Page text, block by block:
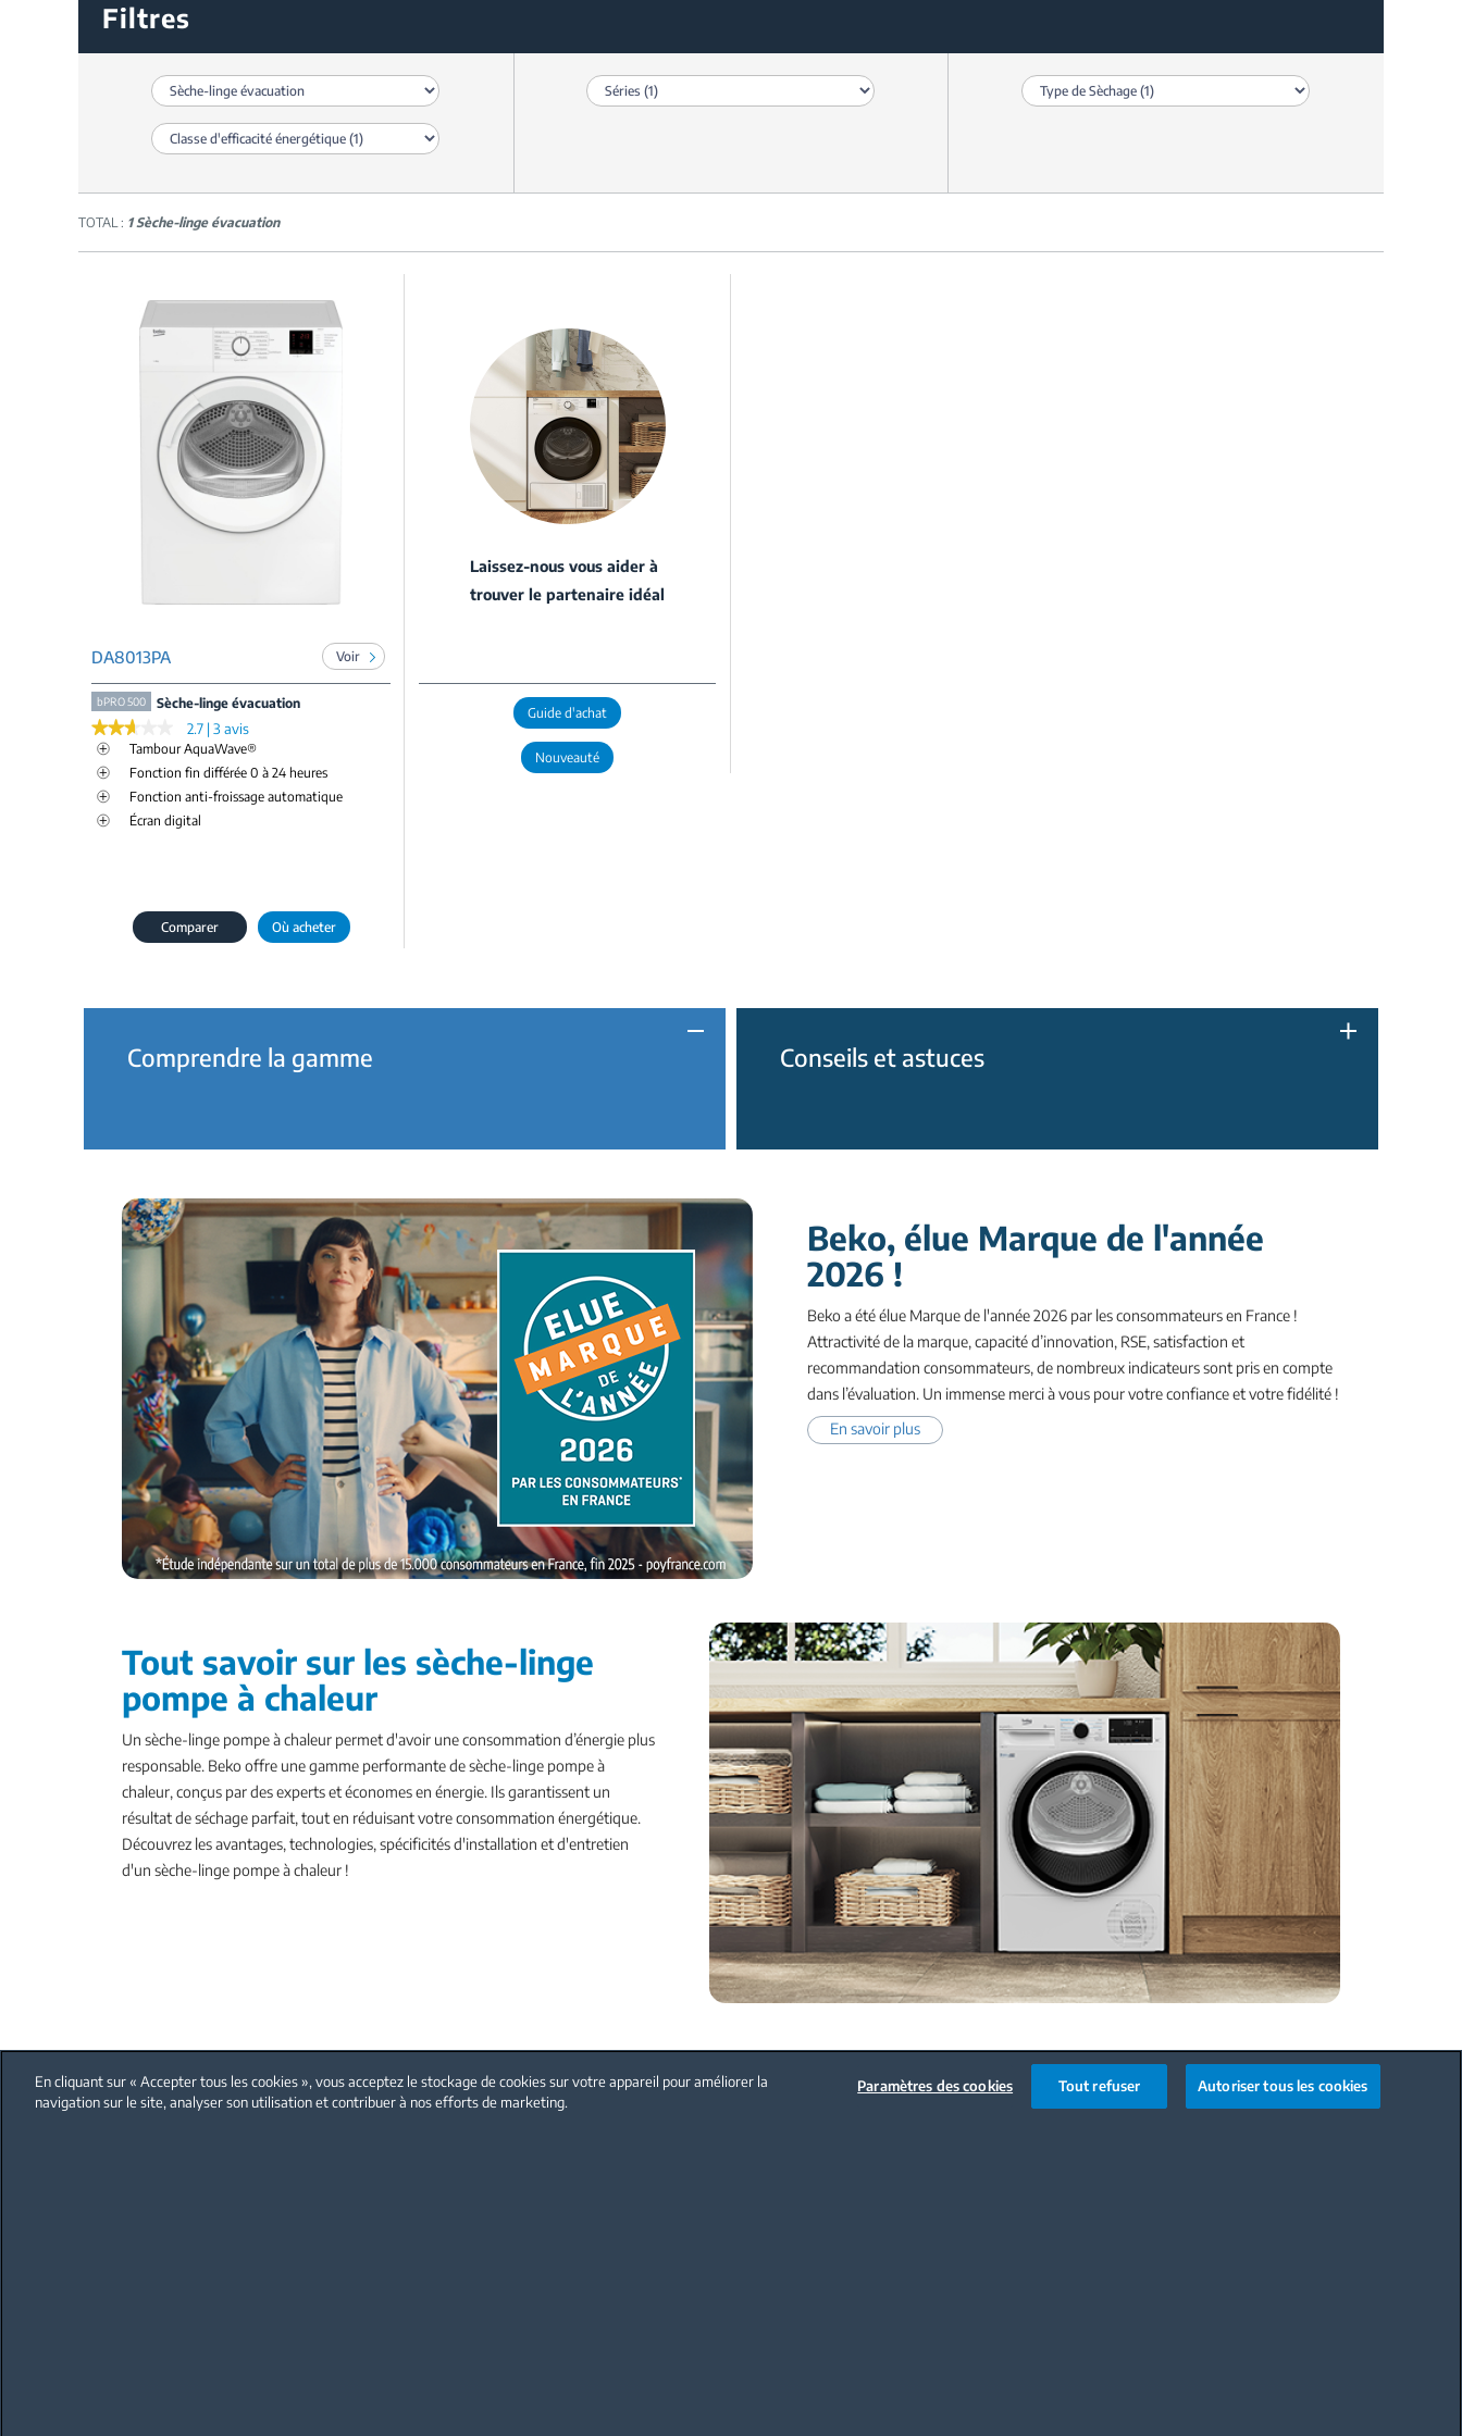
Filtres
TOTAL : 1 Sèche-linge évacuation
DA8013PA Voir
bPRO 500
Sèche-linge évacuation
★★★★★
★★★★★ 2.7 | 3 avis
Tambour AquaWave®
Fonction fin différée 0 à 24 heures
Fonction anti-froissage automatique
Écran digital
Comparer Où acheter
Laissez-nous vous aider à
trouver le partenaire idéal
Guide d'achat
Nouveauté
Comprendre la gamme Conseils et astuces
Beko, élue Marque de l'année
2026 !
Beko a été élue Marque de l'année 2026 par les consommateurs en France !
Attractivité de la marque, capacité d’innovation, RSE, satisfaction et
recommandation consommateurs, de nombreux indicateurs sont pris en compte
dans l’évaluation. Un immense merci à vous pour votre confiance et votre fidélité !
En savoir plus
Tout savoir sur les sèche-linge
pompe à chaleur
Un sèche-linge pompe à chaleur permet d'avoir une consommation d’énergie plus
responsable. Beko offre une gamme performante de sèche-linge pompe à
chaleur, conçus par des experts et économes en énergie. Ils garantissent un
résultat de séchage parfait, tout en réduisant votre consommation énergétique.
Découvrez les avantages, technologies, spécificités d'installation et d'entretien
d'un sèche-linge pompe à chaleur !
En cliquant sur « Accepter tous les cookies », vous acceptez le stockage de cookies sur votre appareil pour améliorer la
navigation sur le site, analyser son utilisation et contribuer à nos efforts de marketing.
Paramètres des cookies Tout refuser Autoriser tous les cookies